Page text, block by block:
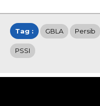
Tag : GBLA Persib
PSSI